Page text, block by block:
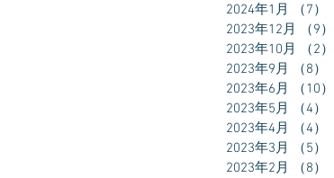
2024年1月
（7）
2023年12月
（9）
2023年10月
（2）
2023年9月
（8）
2023年6月
（10）
2023年5月
（4）
2023年4月
（4）
2023年3月
（5）
2023年2月
（8）